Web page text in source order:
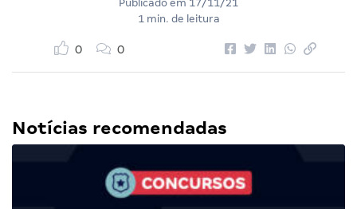
Publicado em 17/11/21
1 min. de leitura
0 0
Notícias recomendadas